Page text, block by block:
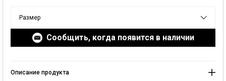
Размер
Сообщить, когда появится в наличии
Описание продукта
ПОИСК
Мы рекомендуем избегать использования отбеливателей перед стиркой и во
вызвать раздражение кожи. Вместо этого используйте пятновыводители и
продукты с натуральными ингредиентами. Таким образом, вы сможете
сохранить цвет, текстуру и дизайн ваших изделий, а также защитить себя и
7. Выворачивайте изделия с принтами и вышивкой перед стиркой и
еще один важный шаг в уходе за изделиями — выворачивание вещей с